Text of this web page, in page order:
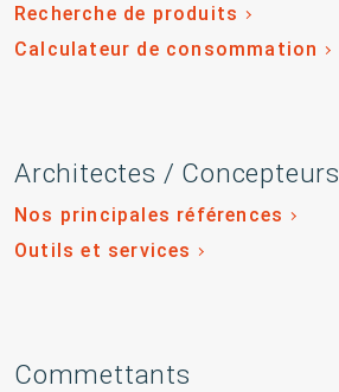
Recherche de produits
Calculateur de consommation
Architectes / Concepteurs
Nos principales références
Outils et services
Commettants